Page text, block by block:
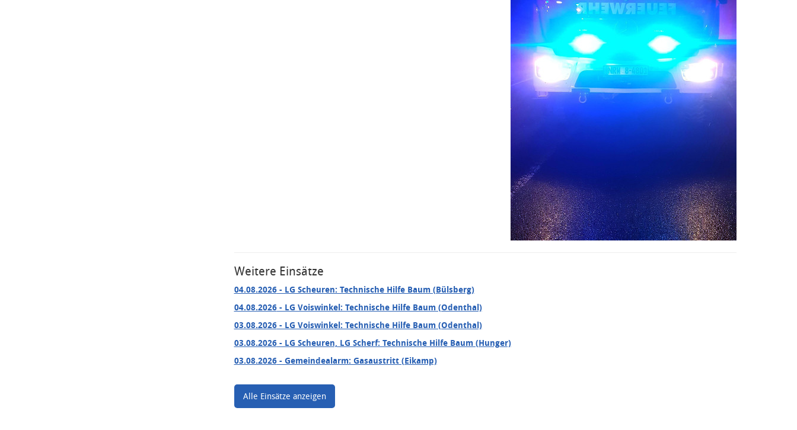
Weitere Einsätze
04.08.2026- LG Scheuren: Technische Hilfe Baum (Bülsberg)
04.08.2026- LG Voiswinkel: Technische Hilfe Baum (Odenthal)
03.08.2026- LG Voiswinkel: Technische Hilfe Baum (Odenthal)
03.08.2026- LG Scheuren, LG Scherf: Technische Hilfe Baum (Hunger)
03.08.2026- Gemeindealarm: Gasaustritt (Eikamp)
Alle Einsätze anzeigen